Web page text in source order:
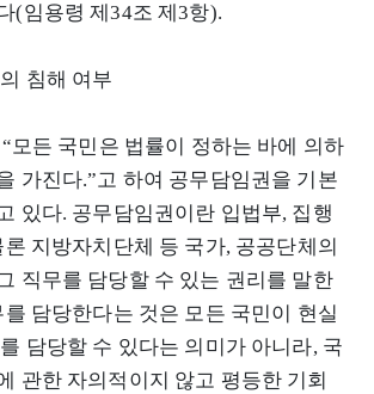
(임용령 제34조 제3항).
침해 여부
모든 국민은 법률이 정하는 바에 의하
가진다.”고 하여 공무담임권을 기본
있다. 공무담임권이란 입법부, 집행
지방자치단체 등 국가, 공공단체의
직무를 담당할 수 있는 권리를 말한
담당한다는 것은 모든 국민이 현실
담당할 수 있다는 의미가 아니라, 국
관한 자의적이지 않고 평등한 기회